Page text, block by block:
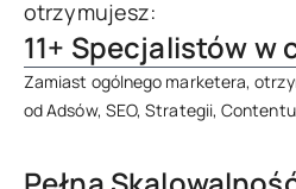
otrzymujesz:
11+ Specjalistów w
Zamiast ogólnego marketera,
od Adsów, SEO, Strategii,